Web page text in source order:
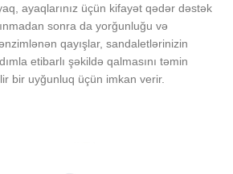
ayaqlarınız üçün kifayət qədər dəstək
sonra da yorğunluğu və
qayışlar, sandaletlərinizin
etibarlı şəkildə qalmasını təmin
bir uyğunluq üçün imkan verir.